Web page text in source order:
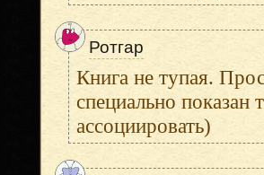
Ротгар
Книга не тупая.
специально показан
ассоциировать)